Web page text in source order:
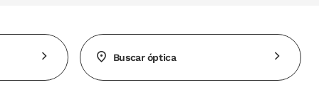
Buscar óptica